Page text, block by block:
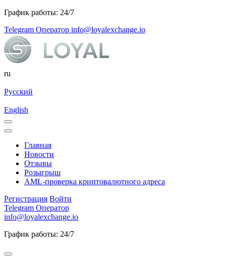
График работы: 24/7
Telegram Оператор info@loyalexchange.io
ru
Русский
English
Главная
Новости
Отзывы
Розыгрыш
AML-проверка криптовалютного адреса
Регистрация Войти
Telegram Оператор
info@loyalexchange.io
График работы: 24/7